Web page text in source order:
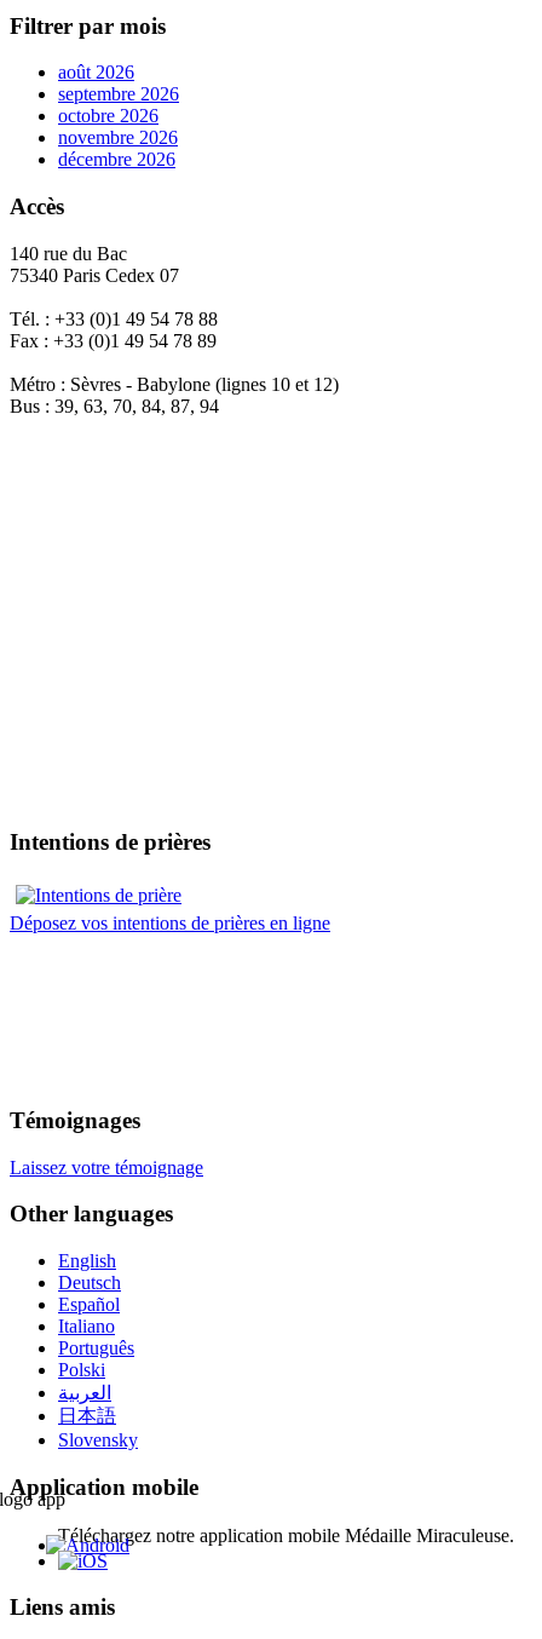
Filtrer par mois
août 2026
septembre 2026
octobre 2026
novembre 2026
décembre 2026
Accès
140 rue du Bac
75340 Paris Cedex 07
Tél. : +33 (0)1 49 54 78 88
Fax : +33 (0)1 49 54 78 89
Métro : Sèvres - Babylone (lignes 10 et 12)
Bus : 39, 63, 70, 84, 87, 94
Intentions de prières
Déposez vos intentions de prières en ligne
Témoignages
Laissez votre témoignage
Other languages
English
Deutsch
Español
Italiano
Português
Polski
العربية
日本語
Slovensky
Application mobile
Téléchargez notre application mobile Médaille Miraculeuse.
Liens amis